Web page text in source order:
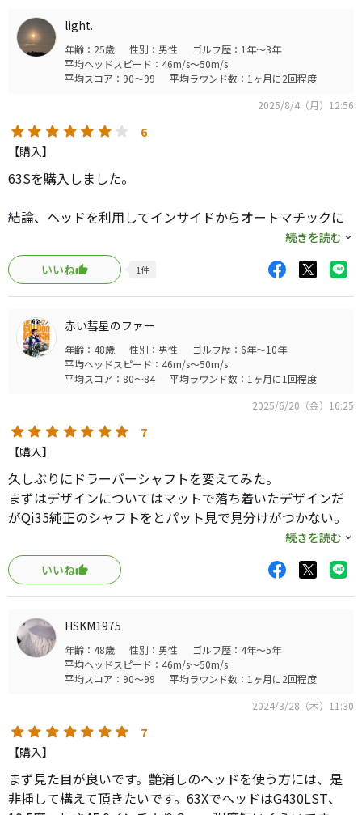
light.
年齢：25歳 性別：男性
ゴルフ歴：1年～3年
平均ヘッドスピード：46m/s～50m/s
平均スコア：90～99
平均ラウンド数：1ヶ月に2回程度
2025/8/4（月）12:56
6
【購入】
63Sを購入しました。
結論、ヘッドを利用してインサイドからオートマチックに
打つ人におすすめです。その方が飛ぶし安定しました。な
ので長めにして正解でした。(45.5インチ) テキトーに右に
出しとけば勝手に真ん中に返ってくる印象です。
逆に自分で捕まえにいったり、パワーで振りにいくとスピ
ンが増え、球が上がりすぎたり、大きなフックが出ます。
(私のミス傾向ではありますが)
以上より、オートマチックに打てるMAX系のヘッドが特に
相性がいい気がします。
元がだいぶしなやかで且つ先が硬いので、元々カット軌道
の方は気を抜くとスライスしか出ないかもしれません。(私
の場合、フェードを打とうとすると他の元調子に比べ、ス
ライスしやすかったです。)
比較して試打した所、テンセイ1kホワイトに似てますが、
若干手元のハリ感とハードさはこちらの方が無く、安定性
デザインもかなりかっこいいと思います。
私の場合は冬など振れない時に使用したいと思います。
続きを読む
いいね
1件
赤い彗星のファー
年齢：48歳 性別：男性
ゴルフ歴：6年～10年
平均ヘッドスピード：46m/s～50m/s
平均スコア：80～84
平均ラウンド数：1ヶ月に1回程度
2025/6/20（金）16:25
7
【購入】
久しぶりにドラーバーシャフトを変えてみた。
まずはデザインについてはマットで落ち着いたデザインだ
がQi35純正のシャフトをとパット見で見分けがつかない。
タイミングが取りやすく方向性がいいから暫く使用し続け
てみようと思います。
続きを読む
いいね
HSKM1975
年齢：48歳 性別：男性
ゴルフ歴：4年～5年
平均ヘッドスピード：46m/s～50m/s
平均スコア：90～99
平均ラウンド数：1ヶ月に2回程度
2024/3/28（木）11:30
7
【購入】
まず見た目が良いです。艶消しのヘッドを使う方には、是
非挿して構えて頂きたいです。63XでヘッドはG430LST、